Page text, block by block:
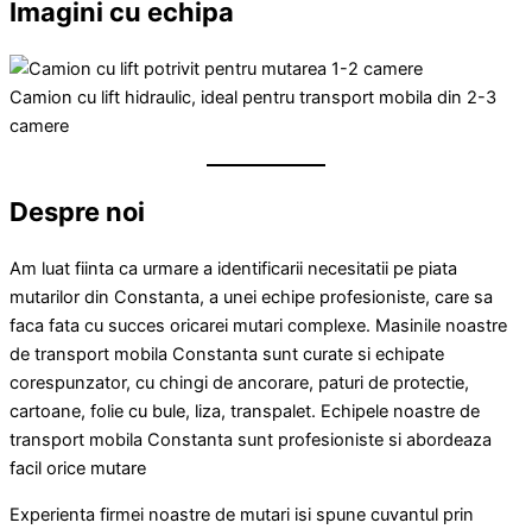
Imagini cu echipa
Camion cu lift hidraulic, ideal pentru transport mobila din 2-3
camere
Despre noi
Am luat fiinta ca urmare a identificarii necesitatii pe piata
mutarilor din Constanta, a unei echipe profesioniste, care sa
faca fata cu succes oricarei mutari complexe. Masinile noastre
de transport mobila Constanta sunt curate si echipate
corespunzator, cu chingi de ancorare, paturi de protectie,
cartoane, folie cu bule, liza, transpalet. Echipele noastre de
transport mobila Constanta sunt profesioniste si abordeaza
facil orice mutare
Experienta firmei noastre de mutari isi spune cuvantul prin